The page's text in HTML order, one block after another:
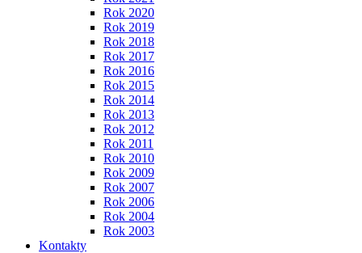
Rok 2020
Rok 2019
Rok 2018
Rok 2017
Rok 2016
Rok 2015
Rok 2014
Rok 2013
Rok 2012
Rok 2011
Rok 2010
Rok 2009
Rok 2007
Rok 2006
Rok 2004
Rok 2003
Kontakty